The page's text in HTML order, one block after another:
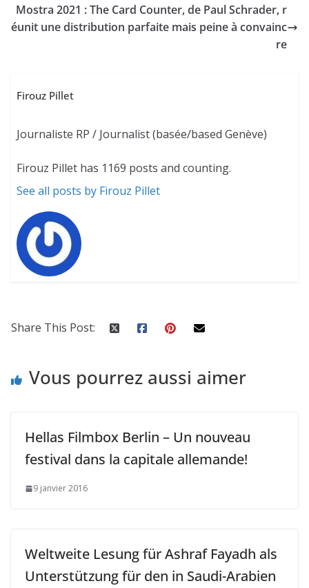
Mostra 2021 : The Card Counter, de Paul Schrader, r
éunit une distribution parfaite mais peine à convainc
re
Firouz Pillet
Journaliste RP / Journalist (basée/based Genève)
Firouz Pillet has 1169 posts and counting.
See all posts by Firouz Pillet
Share This Post:
Vous pourrez aussi aimer
Hellas Filmbox Berlin – Un nouveau
festival dans la capitale allemande!
9 janvier 2016
Weltweite Lesung für Ashraf Fayadh als
Unterstützung für den in Saudi-Arabien